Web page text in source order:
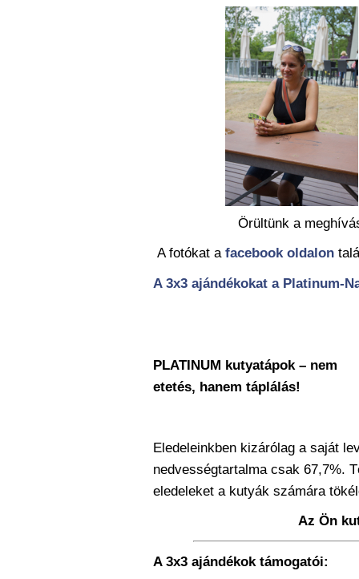
Örültünk a
A fotókat a facebook oldalon
A 3x3 ajándékokat a Platinum-
PLATINUM kutyatápok – nem
etetés, hanem táplálás!
Eledeleinkben kizárólag a saját
nedvességtartalma csak 67,7%.
eledeleket a kutyák számára
Az Ön
A 3x3 ajándékok támogatói: